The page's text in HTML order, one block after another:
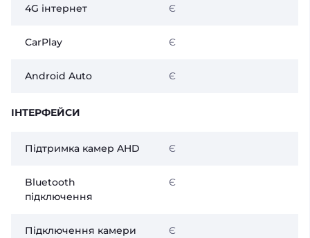
4G інтернет Є
CarPlay Є
Android Auto Є
ІНТЕРФЕЙСИ
Підтримка камер AHD Є
Bluetooth
підключення
Є
Підключення камери
Є